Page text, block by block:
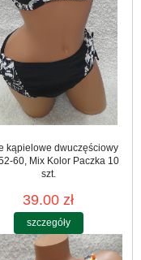
kąpielowe dwuczęściowy
60, Mix Kolor Paczka 10
szt.
39.00 zł
szczegóły